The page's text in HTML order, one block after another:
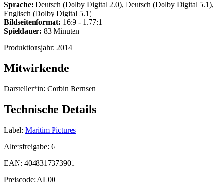
Sprache: Deutsch (Dolby Digital 2.0), Deutsch (Dolby Digital 5.1),
Englisch (Dolby Digital 5.1)
Bildseitenformat: 16:9 - 1.77:1
Spieldauer: 83 Minuten
Produktionsjahr: 2014
Mitwirkende
Darsteller*in: Corbin Bernsen
Technische Details
Label: Maritim Pictures
Altersfreigabe: 6
EAN: 4048317373901
Preiscode: AL00